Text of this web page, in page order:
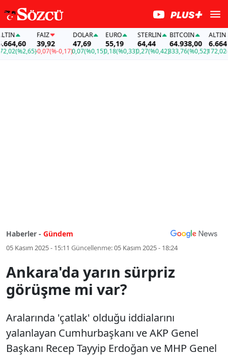
(%2,65)
FAİZ
39,92
-0,07(%-0,17)
DOLAR
47,69
0,07(%0,15)
EURO
55,19
0,18(%0,33)
STERLIN
64,44
0,27(%0,42)
BITCOIN
64.938,00
333,76(%0,52)
ALTIN
172,02
Haberler - Gündem
05 Kasım 2025 - 15:11 Güncellenme:05 Kasım 2025 - 18:24
Ankara'da yarın sürpriz
görüşme mi var?
Aralarında 'çatlak' olduğu iddialarını
yalanlayan Cumhurbaşkanı ve AKP Genel
Başkanı Recep Tayyip Erdoğan ve MHP Genel